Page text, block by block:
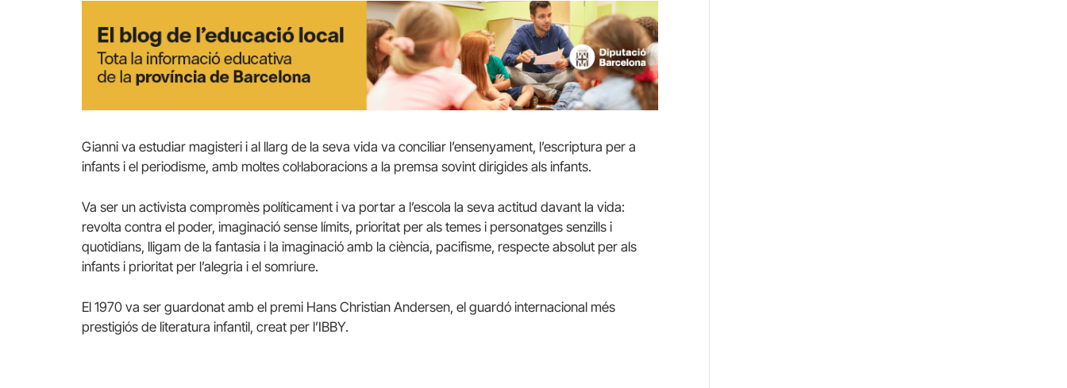
Gianni va estudiar magisteri i al llarg de la seva vida va conciliar l’ensenyament, l’escriptura per a
infants i el periodisme, amb moltes col·laboracions a la premsa sovint dirigides als infants.
Va ser un activista compromès políticament i va portar a l’escola la seva actitud davant la vida:
revolta contra el poder, imaginació sense límits, prioritat per als temes i personatges senzills i
quotidians, lligam de la fantasia i la imaginació amb la ciència, pacifisme, respecte absolut per als
infants i prioritat per l’alegria i el somriure.
El 1970 va ser guardonat amb el premi Hans Christian Andersen, el guardó internacional més
prestigiós de literatura infantil, creat per l’IBBY.